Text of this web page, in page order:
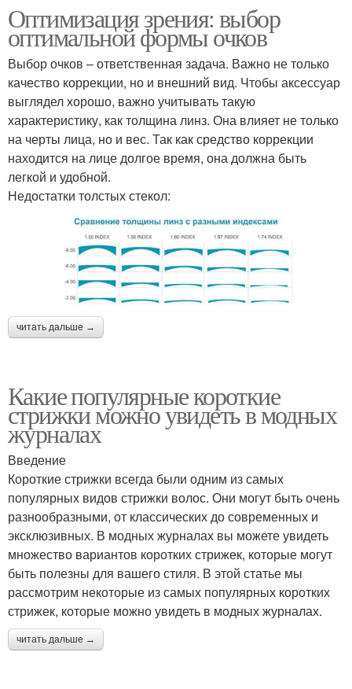
Оптимизация зрения: выбор
оптимальной формы очков
Выбор очков – ответственная задача. Важно не только
качество коррекции, но и внешний вид. Чтобы аксессуар
выглядел хорошо, важно учитывать такую
характеристику, как толщина линз. Она влияет не только
на черты лица, но и вес. Так как средство коррекции
находится на лице долгое время, она должна быть
легкой и удобной.
Недостатки толстых стекол:
читать дальше →
Какие популярные короткие
стрижки можно увидеть в модных
журналах
Введение
Короткие стрижки всегда были одним из самых
популярных видов стрижки волос. Они могут быть очень
разнообразными, от классических до современных и
эксклюзивных. В модных журналах вы можете увидеть
множество вариантов коротких стрижек, которые могут
быть полезны для вашего стиля. В этой статье мы
рассмотрим некоторые из самых популярных коротких
стрижек, которые можно увидеть в модных журналах.
читать дальше →